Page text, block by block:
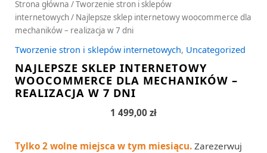
Strona główna /Tworzenie stron i sklepów
internetowych/ Najlepsze sklep internetowy woocommerce dla
mechaników – realizacja w 7 dni
Tworzenie stron i sklepów internetowych, Uncategorized
NAJLEPSZE SKLEP INTERNETOWY
WOOCOMMERCE DLA MECHANIKÓW –
REALIZACJA W 7 DNI
1 499,00 zł
Tylko 2 wolne miejsca w tym miesiącu. Zarezerwuj